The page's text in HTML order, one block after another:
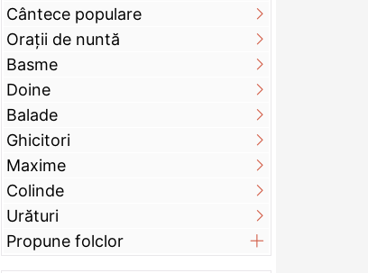
Cântece populare
Orații de nuntă
Basme
Doine
Balade
Ghicitori
Maxime
Colinde
Urături
Propune folclor